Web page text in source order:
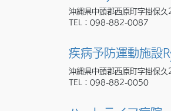
沖縄県中頭郡西原町字掛保久
TEL： 098-882-0087
疾病予防運動施設
沖縄県中頭郡西原町字掛保久
TEL： 098-882-0050